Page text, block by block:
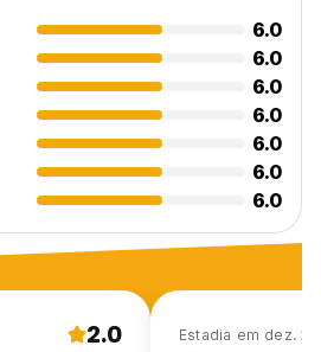
6.0
6.0
6.0
6.0
6.0
6.0
6.0
2.0 Estadia em dez.